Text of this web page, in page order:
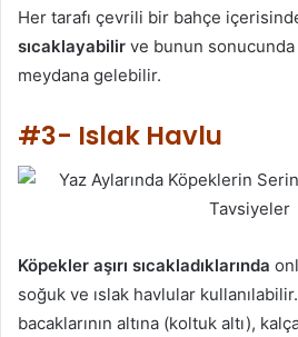
Her tarafı çevrili bir bahçe
sıcaklayabilir ve bunun sonucunda
meydana gelebilir.
#3- Islak Havlu
Köpekler aşırı sıcakladıklarında
soğuk ve ıslak havlular
bacaklarının altına (koltuk altı),